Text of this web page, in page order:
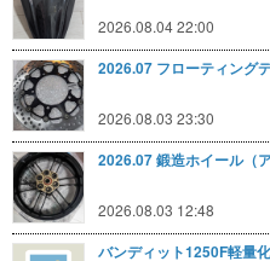
2026.08.04 22:00
2026.07 フローティング
2026.08.03 23:30
2026.07 鍛造ホイール（
2026.08.03 12:48
バンディット1250F軽量